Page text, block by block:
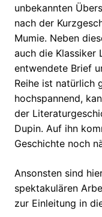
unbekannten
nach der
Mumie. Neben
auch die Klassiker
entwendete Brief
Reihe ist natürlich
hochspannend,
der
Dupin. Auf ihn
Geschichte noch
Ansonsten sind
spektakulären
zur Einleitung in